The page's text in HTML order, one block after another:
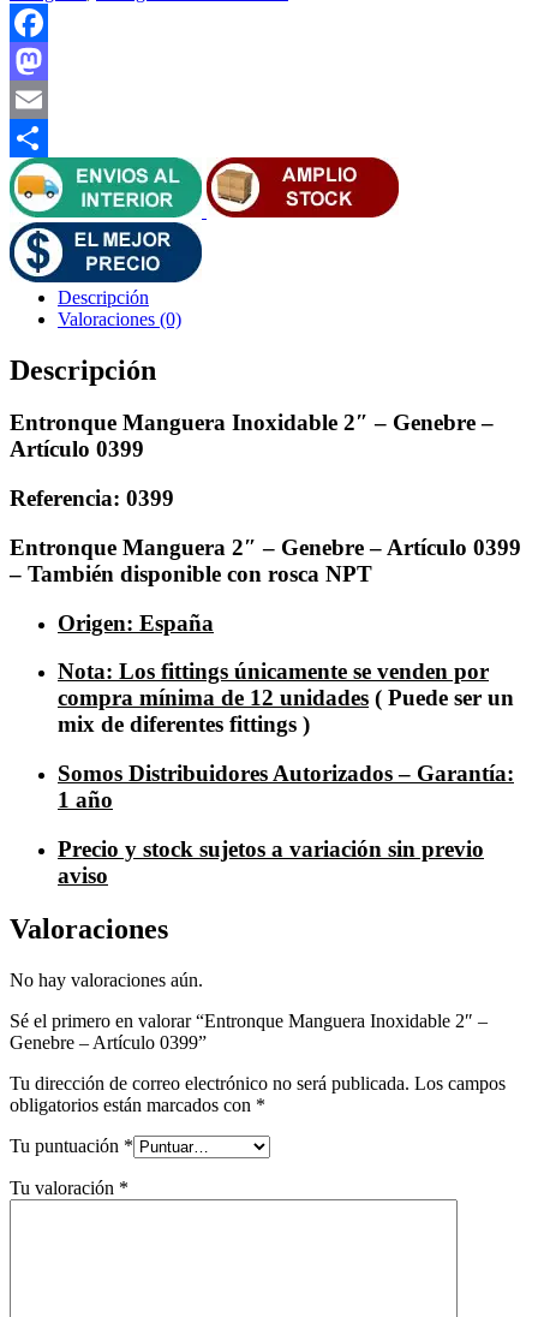
-
Genebre
-
Artículo
0399
cantidad
Facebook
Mastodon
Email
Compartir
Descripción
Valoraciones (0)
Descripción
Entronque Manguera Inoxidable 2″ – Genebre –
Artículo 0399
Referencia: 0399
Entronque Manguera 2″ – Genebre – Artículo 0399
– También disponible con rosca NPT
Origen: España
Nota: Los fittings únicamente se venden por
compra mínima de 12 unidades ( Puede ser un
mix de diferentes fittings )
Somos Distribuidores Autorizados – Garantía:
1 año
Precio y stock sujetos a variación sin previo
aviso
Valoraciones
No hay valoraciones aún.
Sé el primero en valorar “Entronque Manguera Inoxidable 2″ –
Genebre – Artículo 0399”
Tu dirección de correo electrónico no será publicada. Los campos
obligatorios están marcados con *
Tu puntuación *
Tu valoración *